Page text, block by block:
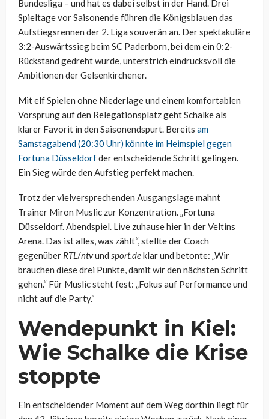
Bundesliga – und hat es dabei selbst in der Hand. Drei
Spieltage vor Saisonende führen die Königsblauen das
Aufstiegsrennen der 2. Liga souverän an. Der spektakuläre
3:2-Auswärtssieg beim SC Paderborn, bei dem ein 0:2-
Rückstand gedreht wurde, unterstrich eindrucksvoll die
Ambitionen der Gelsenkirchener.
Mit elf Spielen ohne Niederlage und einem komfortablen
Vorsprung auf den Relegationsplatz geht Schalke als
klarer Favorit in den Saisonendspurt. Bereits am
Samstagabend (20:30 Uhr) könnte im Heimspiel gegen
Fortuna Düsseldorfder entscheidende Schritt gelingen.
Ein Sieg würde den Aufstieg perfekt machen.
Trotz der vielversprechenden Ausgangslage mahnt
Trainer Miron Muslic zur Konzentration. „Fortuna
Düsseldorf. Abendspiel. Live zuhause hier in der Veltins
Arena. Das ist alles, was zählt“, stellte der Coach
gegenüber RTL/ntvund sport.deklar und betonte: „Wir
brauchen diese drei Punkte, damit wir den nächsten Schritt
gehen.“ Für Muslic steht fest: „Fokus auf Performance und
nicht auf die Party.“
Wendepunkt in Kiel:
Wie Schalke die Krise
stoppte
Ein entscheidender Moment auf dem Weg dorthin liegt für